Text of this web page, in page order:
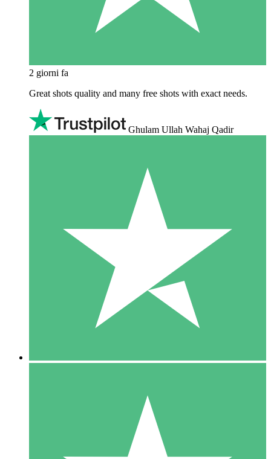
2 giorni fa
Great shots quality and many free shots with exact needs.
Ghulam Ullah Wahaj Qadir